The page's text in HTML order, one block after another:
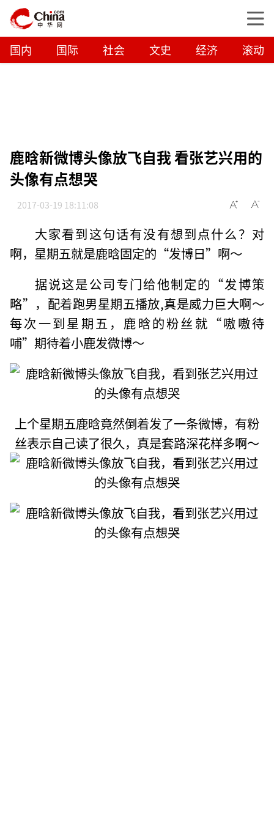
国内 国际 社会 文史 经济 滚动
鹿晗新微博头像放飞自我 看张艺兴用的
头像有点想哭
2017-03-19 18:11:08
大家看到这句话有没有想到点什么？对
啊，星期五就是鹿晗固定的“发博日”啊～
据说这是公司专门给他制定的“发博策
略”，配着跑男星期五播放,真是威力巨大啊～
每次一到星期五，鹿晗的粉丝就“嗷嗷待
哺”期待着小鹿发微博～
上个星期五鹿晗竟然倒着发了一条微博，有粉
丝表示自己读了很久，真是套路深花样多啊～